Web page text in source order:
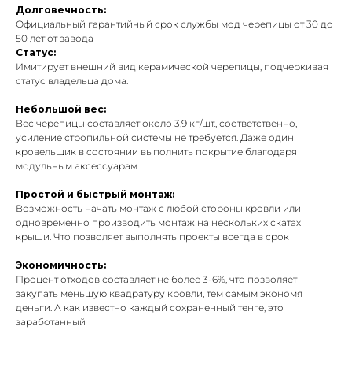
Долговечность:
Официальный гарантийный срок службы мод черепицы от 30 до
50 лет от завода
Статус:
Имитирует внешний вид керамической черепицы, подчеркивая
статус владельца дома.
Небольшой вес:
Вес черепицы составляет около 3,9 кг/шт., соответственно,
усиление стропильной системы не требуется. Даже один
кровельщик в состоянии выполнить покрытие благодаря
модульным аксессуарам
Простой и быстрый монтаж:
Возможность начать монтаж с любой стороны кровли или
одновременно производить монтаж на нескольких скатах
крыши. Что позволяет выполнять проекты всегда в срок
Экономичность:
Процент отходов составляет не более 3-6%, что позволяет
закупать меньшую квадратуру кровли, тем самым экономя
деньги. А как известно каждый сохраненный тенге, это
заработанный